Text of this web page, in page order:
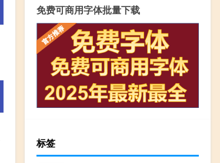
免费可商用字体批量下载
标签